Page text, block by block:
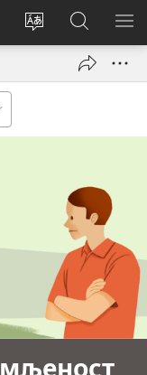
Промени
Пријава
(отвара
Претрага
сајта
JW.ORG